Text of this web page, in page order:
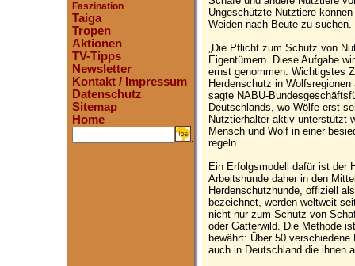
Faszination
Taiga
Tropen
Aktionen
TV-Tipps
Newsletter
Kontakt / Impressum
Datenschutz
Sitemap
Home
.
Ungeschützte Nutztiere
Weiden nach Beute zu suchen.
„Die Pflicht zum Schutz von
Eigentümern. Diese Aufgabe
ernst genommen. Wichtigstes
Herdenschutz in
sagte NABU-
Deutschlands, wo Wölfe erst
Nutztierhalter aktiv unterstützt
Mensch und Wolf in einer
regeln.
Ein Erfolgsmodell dafür ist der
Arbeitshunde daher in den
Herdenschutzhunde, offiziell
bezeichnet, werden weltweit
nicht nur zum Schutz von
oder Gatterwild. Die Methode
bewährt: Über 50
auch in Deutschland die ihnen